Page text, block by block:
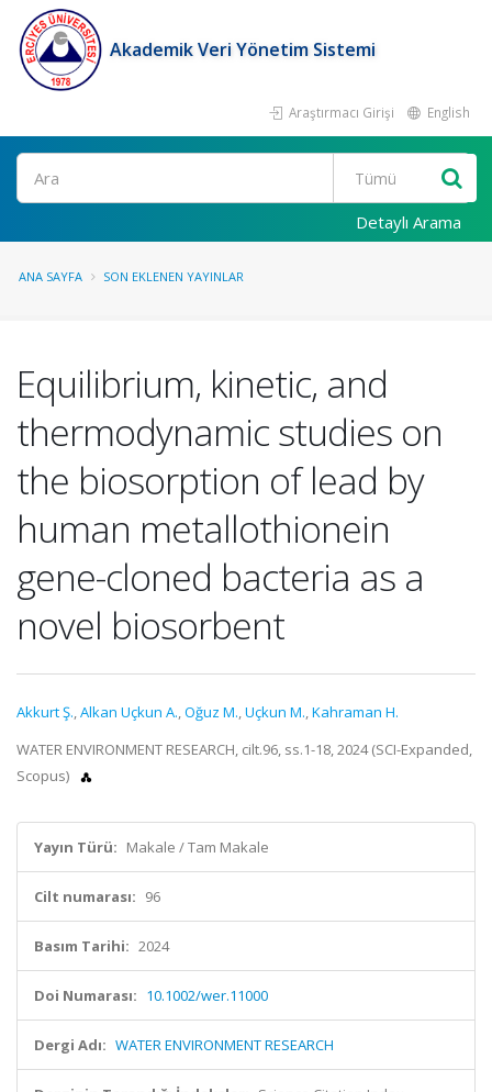
Akademik Veri Yönetim Sistemi
Araştırmacı Girişi English
Ara
Detaylı Arama
ANA SAYFA SON EKLENEN YAYINLAR
Equilibrium, kinetic, and
thermodynamic studies on
the biosorption of lead by
human metallothionein
gene-cloned bacteria as a
novel biosorbent
Akkurt Ş.,Alkan Uçkun A.,Oğuz M.,Uçkun M.,Kahraman H.
WATER ENVIRONMENT RESEARCH, cilt.96, ss.1-18, 2024 (SCI-Expanded,
Scopus)
Yayın Türü: Makale / Tam Makale
Cilt numarası: 96
Basım Tarihi: 2024
Doi Numarası: 10.1002/wer.11000
Dergi Adı: WATER ENVIRONMENT RESEARCH